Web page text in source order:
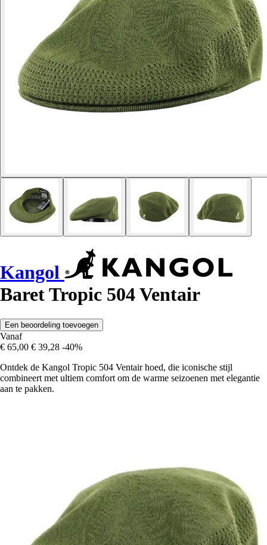
Kangol
Baret Tropic 504 Ventair
Een beoordeling toevoegen
Vanaf
€ 65,00 € 39,28 -40%
Ontdek de Kangol Tropic 504 Ventair hoed, die iconische stijl
combineert met ultiem comfort om de warme seizoenen met elegantie
aan te pakken.